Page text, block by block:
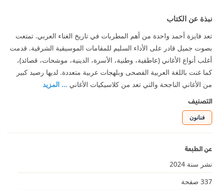
نبذة عن الكتاب
تعد فايزة أحمد واحدة من أهم المطربات في تاريخ الغناء العربي. تمتعت
بصوت جميل قادر على الأداء السليم للمقامات الموسيقية الشرقية. قدمت
أغلب أنواع الأغاني (عاطفية، وطنية، الأسرة، الدينية، موشحات، قصائد)،
كما غنت باللغة العربية الفصحى وبلهجات عربية متعددة. لديها رصيد كبير
من الأغاني الناجحة والتي تعد من كلاسيكيات الأغاني ... المزيد
التصنيف
فنانون
عن الطبعة
نشر سنة 2024
337 صفحة